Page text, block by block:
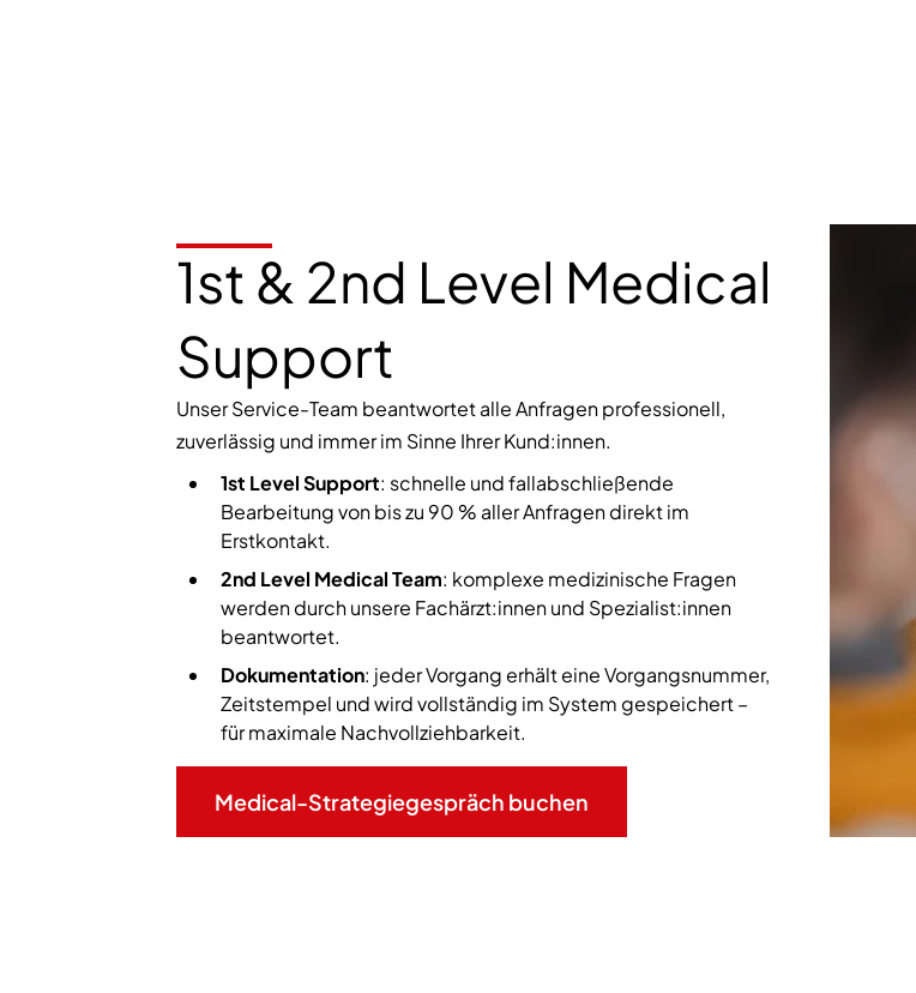
1st & 2nd Level Medical
Support
Unser Service-Team beantwortet alle Anfragen professionell,
zuverlässig und immer im Sinne Ihrer Kund:innen.
1st Level Support: schnelle und fallabschließende
Bearbeitung von bis zu 90 % aller Anfragen direkt im
Erstkontakt.
2nd Level Medical Team: komplexe medizinische Fragen
werden durch unsere Fachärzt:innen und Spezialist:innen
beantwortet.
Dokumentation: jeder Vorgang erhält eine Vorgangsnummer,
Zeitstempel und wird vollständig im System gespeichert –
für maximale Nachvollziehbarkeit.
Medical-Strategiegespräch buchen